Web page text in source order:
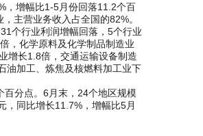
增幅比1-5月份回落11.2个百
主营业务收入占全国的82%。
个行业利润增幅回落，5个行业
，化学原料及化学制品制造业
增长1.8倍，交通运输设备制造
油加工、炼焦及核燃料加工业下
分点。6月末，24个地区规模
，同比增长11.7%，增幅比5月